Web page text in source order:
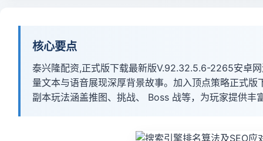
核心要点
泰兴隆配资,正式版下载最新版V.92.32.5.6-2265安卓
量文本与语音展现深厚背景故事。加入顶点策略正式
副本玩法涵盖推图、挑战、 Boss 战等，为玩家提供丰